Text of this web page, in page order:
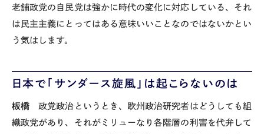
老舗政党の自民党は強かに時代の変化に対応している、それ
は民主主義にとってはある意味いいことなのではないかとい
う気はします。
日本で「サンダース旋風」は起こらないのは
板橋 政党政治というとき、欧州政治研究者はどうしても組
織政党があり、それがミリューなり各階層の利害を代弁して